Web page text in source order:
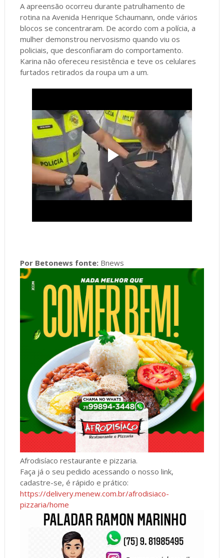
A apreensão ocorreu durante patrulhamento de
rotina na Avenida Henrique Schaumann, onde vários
blocos se concentraram. De acordo com a polícia, a
mulher demonstrou nervosismo quando viu os
policiais, que desconfiaram do comportamento.
Karina não ofereceu resistência e teve os celulares
furtados retirados da roupa um a um.
Por Betonews fonte: Bnews
Afrodisíaco restaurante e pizzaria.
Faça já o seu pedido acessando o nosso link,
cadastre-se, é rápido e prático:
https://delivery.menew.com.br/afrodisiaco-
pizzaria/home